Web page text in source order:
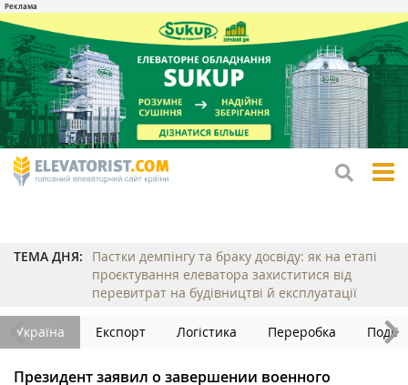
ТЕМА ДНЯ:
Пастки демпінгу та браку досвіду: як на етапі
проєктування елеватора захиститися від
перевитрат на будівництві й експлуатації
Україна Експорт Логістика Переробка Події
Президент заявил о завершении военного